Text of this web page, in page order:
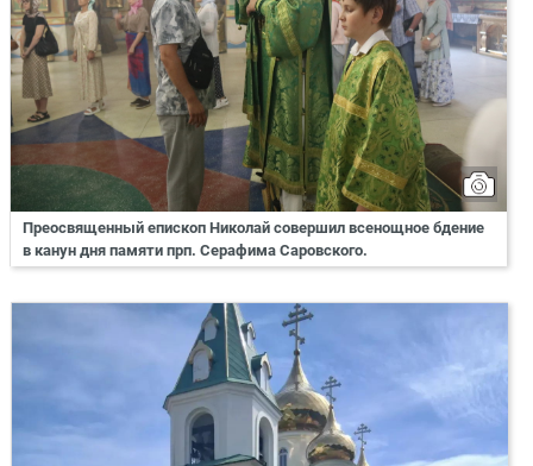
Преосвященный епископ Николай совершил всенощное бдение
в канун дня памяти прп. Серафима Саровского.